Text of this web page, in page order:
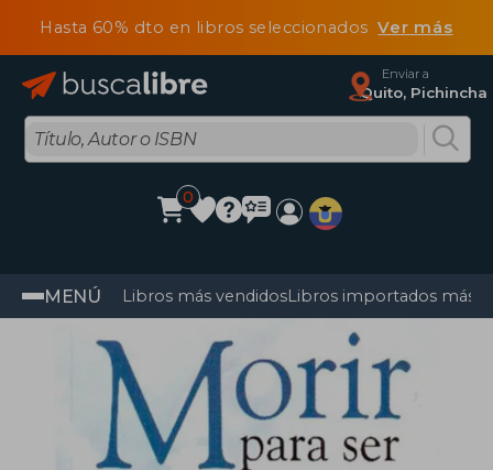
Hasta 60% dto en libros seleccionadosVer más
Enviar a
Quito, Pichincha
0
MENÚ Libros más vendidosLibros importados más